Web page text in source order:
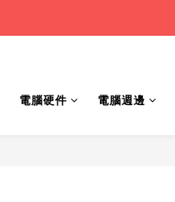
電腦硬件 電腦週邊